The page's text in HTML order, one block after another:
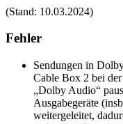
(Stand: 10.03.2024)
Fehler
Sendungen in
Cable Box 2 bei
„Dolby Audio“
Ausgabegeräte
weitergeleitet,